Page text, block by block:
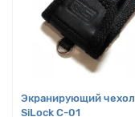
Экранирующий чехол
SiLock C-01